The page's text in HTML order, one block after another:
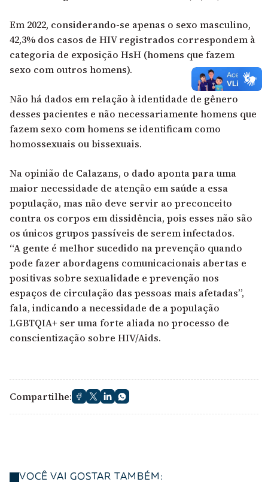
Em 2022, considerando-se apenas o sexo masculino,
42,3% dos casos de HIV registrados correspondem à
categoria de exposição HsH (homens que fazem
sexo com outros homens).
Não há dados em relação à identidade de gênero
desses pacientes e não necessariamente homens que
fazem sexo com homens se identificam como
homossexuais ou bissexuais.
Na opinião de Calazans, o dado aponta para uma
maior necessidade de atenção em saúde a essa
população, mas não deve servir ao preconceito
contra os corpos em dissidência, pois esses não são
os únicos grupos passíveis de serem infectados.
“A gente é melhor sucedido na prevenção quando
pode fazer abordagens comunicacionais abertas e
positivas sobre sexualidade e prevenção nos
espaços de circulação das pessoas mais afetadas”,
fala, indicando a necessidade de a população
LGBTQIA+ ser uma forte aliada no processo de
conscientização sobre HIV/Aids.
Compartilhe:
VOCÊ VAI GOSTAR TAMBÉM: